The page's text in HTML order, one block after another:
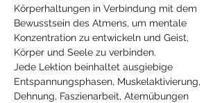
Körperhaltungen in Verbindung mit dem
Bewusstsein des Atmens, um mentale
Konzentration zu entwickeln und Geist,
Körper und Seele zu verbinden.
Jede Lektion beinhaltet ausgiebige
Entspannungsphasen, Muskelaktivierung,
Dehnung, Faszienarbeit, Atemübungen